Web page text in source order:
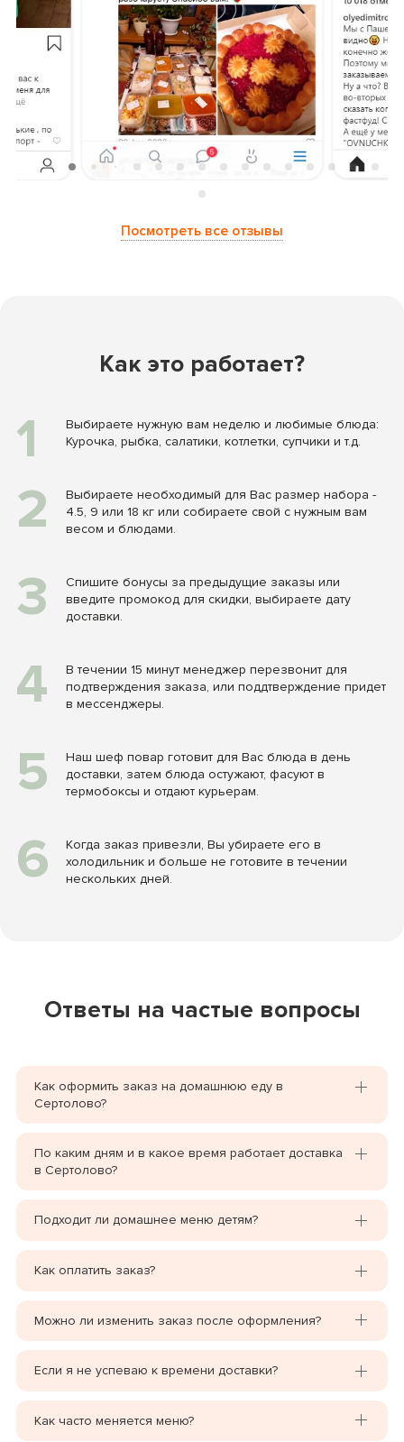
Посмотреть все отзывы
Как это работает?
1
Выбираете нужную вам неделю и любимые блюда:
Курочка, рыбка, салатики, котлетки, супчики и т.д.
2
Выбираете необходимый для Вас размер набора -
4.5, 9 или 18 кг или собираете свой с нужным вам
весом и блюдами.
3
Спишите бонусы за предыдущие заказы или
введите промокод для скидки, выбираете дату
доставки.
4
В течении 15 минут менеджер перезвонит для
подтверждения заказа, или поддтверждение придет
в мессенджеры.
5
Наш шеф повар готовит для Вас блюда в день
доставки, затем блюда остужают, фасуют в
термобоксы и отдают курьерам.
6
Когда заказ привезли, Вы убираете его в
холодильник и больше не готовите в течении
нескольких дней.
Ответы на частые вопросы
Как оформить заказ на домашнюю еду в
Сертолово?
По каким дням и в какое время работает доставка
в Сертолово?
Подходит ли домашнее меню детям?
Как оплатить заказ?
Можно ли изменить заказ после оформления?
Если я не успеваю к времени доставки?
Как часто меняется меню?